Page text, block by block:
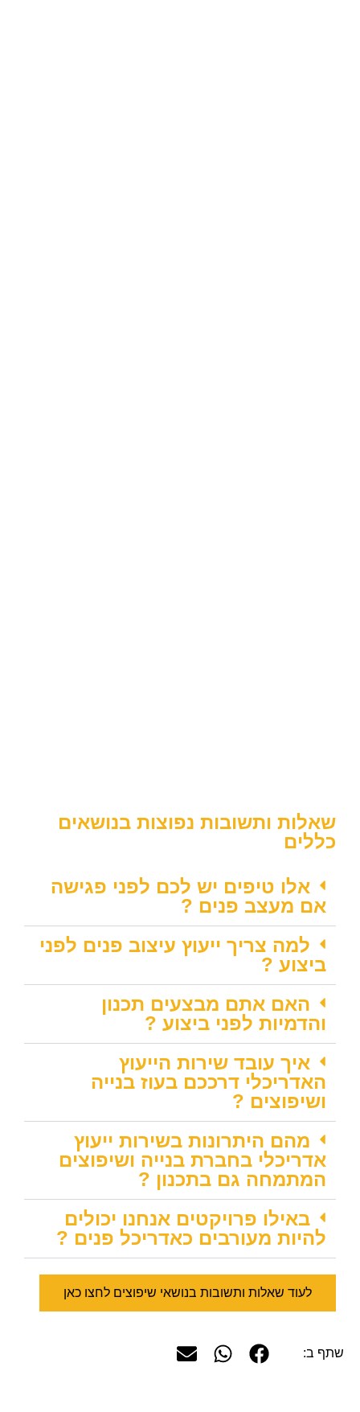
שאלות ותשובות נפוצות בנושאים
כללים
אלו טיפים יש לכם לפני פגישה
אם מעצב פנים ?
למה צריך ייעוץ עיצוב פנים לפני
ביצוע ?
האם אתם מבצעים תכנון
והדמיות לפני ביצוע ?
איך עובד שירות הייעוץ
האדריכלי דרככם בעוז בנייה
ושיפוצים ?
מהם היתרונות בשירות ייעוץ
אדריכלי בחברת בנייה ושיפוצים
המתמחה גם בתכנון ?
באילו פרויקטים אנחנו יכולים
להיות מעורבים כאדריכל פנים ?
לעוד שאלות ותשובות בנושאי שיפוצים לחצו כאן
שתף ב: